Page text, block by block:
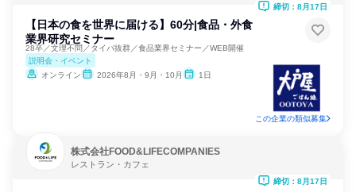
【日本の食を世界に届ける】60分|食品・外食
業界研究セミナー
28卒／文理不問／タイパ抜群／食品業界セミナー／WEB開催
説明会・イベント
オンライン
2026年8月・9月・10月 1日
締切：8月17日
この企業の類似募集
株式会社FOOD&LIFECOMPANIES
レストラン・カフェ
締切：8月17日